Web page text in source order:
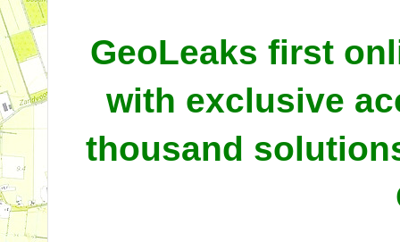
GeoLeaks first
with exclusive
thousand